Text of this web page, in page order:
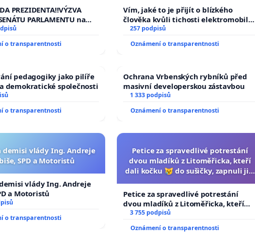
přijetí usnesení k podání
žaloby na prezidenta
republiky
PREZIDENTA‼️VÝZVA
PARLAMENTU na
veřejného slyšení podle §
řádu Senátu k návrhu
k podání ústavní
o transparentnosti
auta!
Vím, jaké to je přijít o blízkého
člověka kvůli tichosti elektromobilů,
nečekejme, až přibydou další,
zaveďme slyšitelná auta!
257 podpisů
Oznámení o transparentnosti
pedagogiky jako pilíře
demokratické společnosti
o transparentnosti
Ochrana Vrbenských rybníků před
masivní developerskou zástavbou
1 333 podpisů
Oznámení o transparentnosti
demisi vlády Ing. Andreje
SPD a Motoristů
vlády Ing. Andreje
a Motoristů
o transparentnosti
Petice za spravedlivé potrestání
dvou mladíků z Litoměřicka, kteří
dali kočku 😿 do sušičky, zapnuli ji a
Petice za spravedlivé potrestání
dvou mladíků z Litoměřicka, kteří
dali kočku 😿 do sušičky, zapnuli ji a
umírání zvířete natočili.
3 755 podpisů
Oznámení o transparentnosti